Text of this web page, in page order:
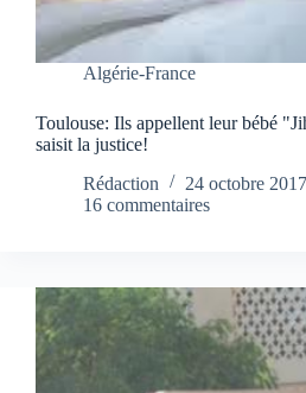
Algérie-France
Toulouse: Ils appellent leur bébé
saisit la justice!
Rédaction
24 octobre 2017
16 commentaires